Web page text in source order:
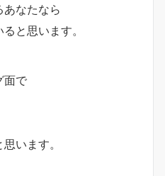
あなたなら
と思います。
面で
います。